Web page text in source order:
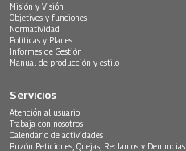
Misión y Visión
Objetivos y funciones
Normatividad
Políticas y Planes
Informes de Gestión
Manual de producción y estilo
Servicios
Atención al usuario
Trabaja con nosotros
Calendario de actividades
Buzón Peticiones, Quejas, Reclamos y Denuncias